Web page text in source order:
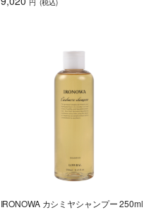
エイジングケア
円 (税込)
IRONOWA カシミヤシャンプー 250ml